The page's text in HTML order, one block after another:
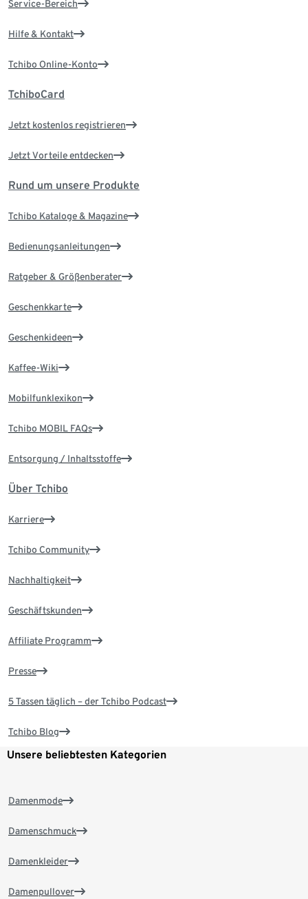
Service-Bereich
Hilfe & Kontakt
Tchibo Online-Konto
TchiboCard
Jetzt kostenlos registrieren
Jetzt Vorteile entdecken
Rund um unsere Produkte
Tchibo Kataloge & Magazine
Bedienungsanleitungen
Ratgeber & Größenberater
Geschenkkarte
Geschenkideen
Kaffee-Wiki
Mobilfunklexikon
Tchibo MOBIL FAQs
Entsorgung / Inhaltsstoffe
Über Tchibo
Karriere
Tchibo Community
Nachhaltigkeit
Geschäftskunden
Affiliate Programm
Presse
5 Tassen täglich – der Tchibo Podcast
Tchibo Blog
Unsere beliebtesten Kategorien
Damenmode
Damenschmuck
Damenkleider
Damenpullover